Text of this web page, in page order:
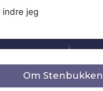
indre jeg
Om Stenbukken